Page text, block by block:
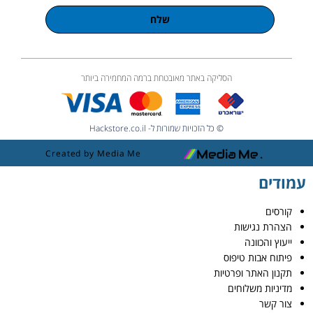
שלח
הסליקה באתר מאובטחת ברמה המחמירה ביותר
© כל הזכויות שמורות ל- Hackstore.co.il
Created by Media Me
עמודים
קורסים
הצהרת נגישות
ייעוץ והכוונה
פיתוח אבות טיפוס
תקנון האתר ופרטיות
מדיניות משלוחים
צור קשר